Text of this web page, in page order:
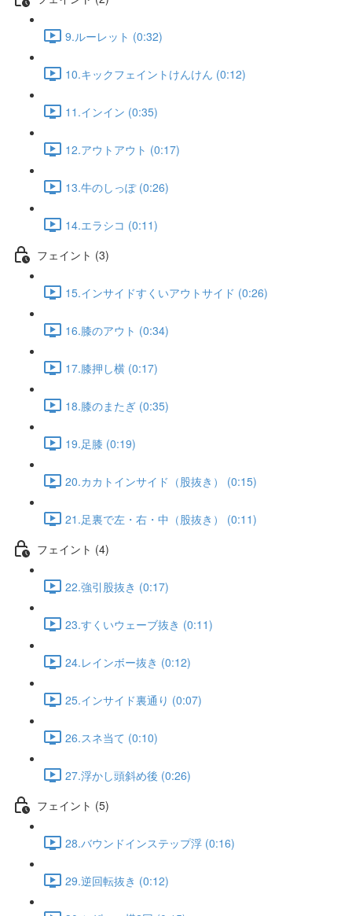
9.ルーレット (0:32)
10.キックフェイントけんけん (0:12)
11.インイン (0:35)
12.アウトアウト (0:17)
13.牛のしっぽ (0:26)
14.エラシコ (0:11)
フェイント (3)
15.インサイドすくいアウトサイド (0:26)
16.膝のアウト (0:34)
17.膝押し横 (0:17)
18.膝のまたぎ (0:35)
19.足膝 (0:19)
20.カカトインサイド（股抜き） (0:15)
21.足裏で左・右・中（股抜き） (0:11)
フェイント (4)
22.強引股抜き (0:17)
23.すくいウェーブ抜き (0:11)
24.レインボー抜き (0:12)
25.インサイド裏通り (0:07)
26.スネ当て (0:10)
27.浮かし頭斜め後 (0:26)
フェイント (5)
28.バウンドインステップ浮 (0:16)
29.逆回転抜き (0:12)